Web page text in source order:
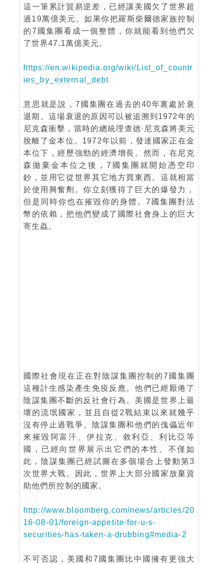
這一筆累計貿易逆差，已經讓美國欠了世界超
過19萬億美元。如果你把羅斯柴爾德家族控制
的7國集團看成一個整體，你就能看到他們欠
了世界47.1萬億美元。
https://en.wikipedia.org/wiki/List_of_countr
ies_by_external_debt
意思就是說，7國集團在過去的40年裏處於衰
退期。這場衰退的原因可以被追溯到1972年的
尼克森衝擊，當時的總統理查德·尼克森將美元
脫離了金本位。1972年以前，發達國家正在金
本位下，經歷強勁的經濟增長。然而，在尼克
森拋棄金本位之後，7國集團就開始憑空印
鈔，並用它從世界其它地方買東西。這就相當
於使用興奮劑。你立刻獲得了巨大的爆發力，
但是同時你也在摧毀你的身體。7國集團對法
幣的依賴，把他們變成了國際社會身上的巨大
寄生蟲。
國際社會現在正在對陰謀集團控制的7國集團
這種計生感染產生免疫反應。他們已經厭倦了
陰謀集團不斷的反社會行為。美國是世界上最
壞的流氓國家，並且自從2戰結束以來就幾乎
沒有停止過戰爭。陰謀集團和他們的傀儡近年
來摧毀阿富汗、伊拉克、敘利亞、利比亞等
國，已經向世界展示出它們的本性。不僅如
此，陰謀集團已經試圖在多個場合上發動第3
次世界大戰。因此，世界上大部分國家放棄資
助他們所控制的國家。
http://www.bloomberg.com/news/articles/20
16-08-01/foreign-appetite-for-u-s-
securities-has-taken-a-drubbing#media-2
不可否認，美國和7國集團比中國擁有更強大